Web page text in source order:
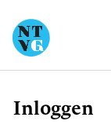
Kruimelpad
Inloggen